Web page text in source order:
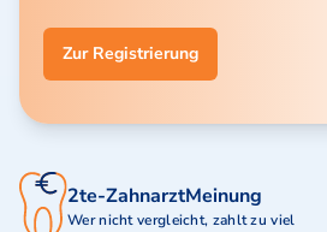
Zur Registrierung
2te-ZahnarztMeinung
Wer nicht vergleicht, zahlt zu viel